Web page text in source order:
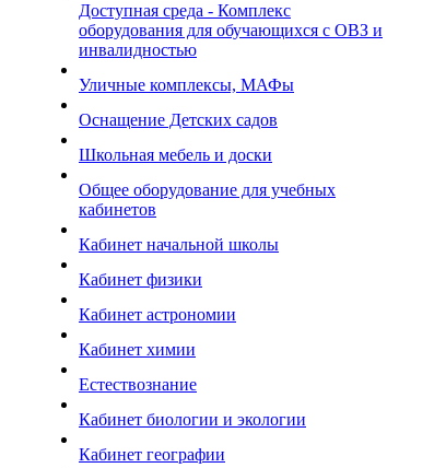
Доступная среда - Комплекс
оборудования для обучающихся с ОВЗ и
инвалидностью
Уличные комплексы, МАФы
Оснащение Детских садов
Школьная мебель и доски
Общее оборудование для учебных
кабинетов
Кабинет начальной школы
Кабинет физики
Кабинет астрономии
Кабинет химии
Естествознание
Кабинет биологии и экологии
Кабинет географии